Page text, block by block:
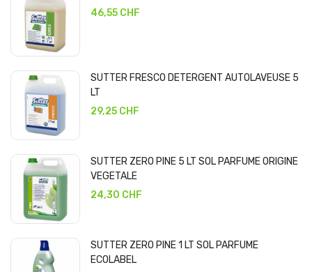
46,55 CHF
SUTTER FRESCO DETERGENT AUTOLAVEUSE 5
LT
29,25 CHF
SUTTER ZERO PINE 5 LT SOL PARFUME ORIGINE
VEGETALE
24,30 CHF
SUTTER ZERO PINE 1 LT SOL PARFUME
ECOLABEL